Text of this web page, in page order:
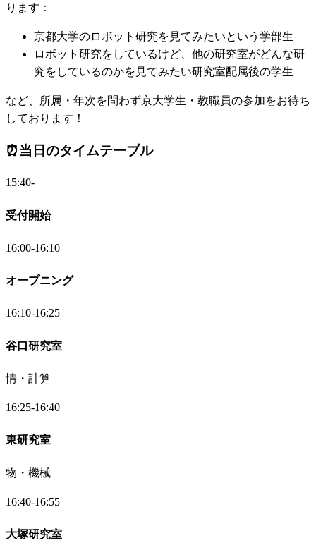
ります：
京都大学のロボット研究を見てみたいという学部生
ロボット研究をしているけど、他の研究室がどんな研
究をしているのかを見てみたい研究室配属後の学生
など、所属・年次を問わず京大学生・教職員の参加をお待ち
しております！
⏰当日のタイムテーブル
15:40-
受付開始
16:00-16:10
オープニング
16:10-16:25
谷口研究室
情・計算
16:25-16:40
東研究室
物・機械
16:40-16:55
大塚研究室